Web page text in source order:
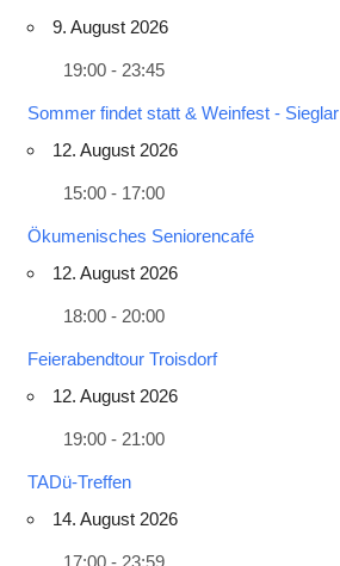
9. August 2026
19:00 - 23:45
Sommer findet statt & Weinfest - Sieglar
12. August 2026
15:00 - 17:00
Ökumenisches Seniorencafé
12. August 2026
18:00 - 20:00
Feierabendtour Troisdorf
12. August 2026
19:00 - 21:00
TADü-Treffen
14. August 2026
17:00 - 23:59